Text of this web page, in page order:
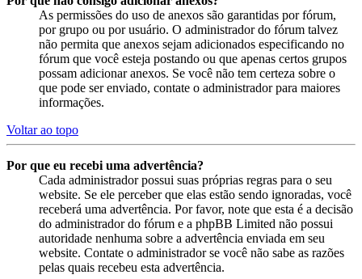
As permissões do uso de anexos são garantidas por fórum,
por grupo ou por usuário. O administrador do fórum talvez
não permita que anexos sejam adicionados especificando no
fórum que você esteja postando ou que apenas certos grupos
possam adicionar anexos. Se você não tem certeza sobre o
que pode ser enviado, contate o administrador para maiores
informações.
Voltar ao topo
Por que eu recebi uma advertência?
Cada administrador possui suas próprias regras para o seu
website. Se ele perceber que elas estão sendo ignoradas, você
receberá uma advertência. Por favor, note que esta é a decisão
do administrador do fórum e a phpBB Limited não possui
autoridade nenhuma sobre a advertência enviada em seu
website. Contate o administrador se você não sabe as razões
pelas quais recebeu esta advertência.